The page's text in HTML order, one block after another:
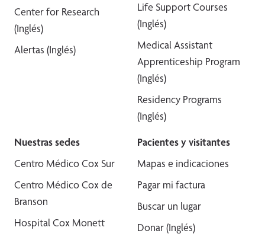
Center for Research
(Inglés)
Alertas (Inglés)
Life Support Courses
(Inglés)
Medical Assistant
Apprenticeship Program
(Inglés)
Residency Programs
(Inglés)
Nuestras sedes
Centro Médico Cox Sur
Centro Médico Cox de
Branson
Hospital Cox Monett
Pacientes y visitantes
Mapas e indicaciones
Pagar mi factura
Buscar un lugar
Donar (Inglés)